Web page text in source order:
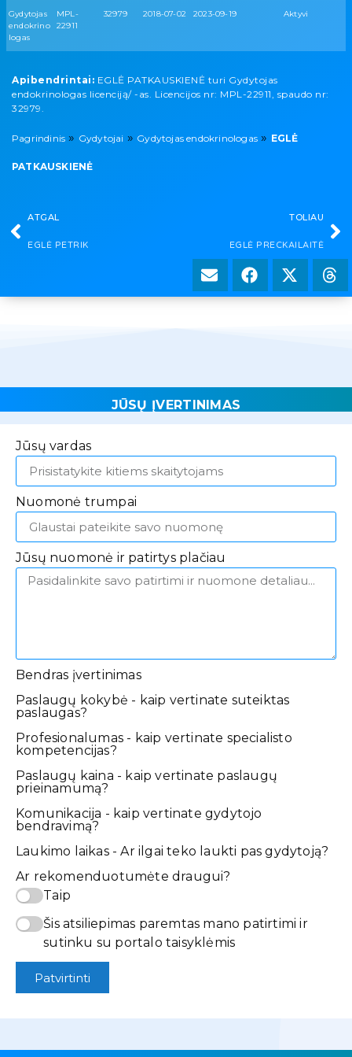
Gydytojas
endokrino
logas
MPL-
22911
32979 2018-07-02 2023-09-19 Aktyvi
Apibendrintai: EGLĖ PATKAUSKIENĖ turi Gydytojas
endokrinologas licenciją/ -as. Licencijos nr: MPL-22911, spaudo nr:
32979.
Pagrindinis » Gydytojai » Gydytojas endokrinologas » EGLĖ
PATKAUSKIENĖ
ATGAL
EGLĖ PETRIK
TOLIAU
EGLĖ PRECKAILAITĖ
JŪSŲ ĮVERTINIMAS
Jūsų vardas
Nuomonė trumpai
Jūsų nuomonė ir patirtys plačiau
Bendras įvertinimas
Paslaugų kokybė - kaip vertinate suteiktas
paslaugas?
Profesionalumas - kaip vertinate specialisto
kompetencijas?
Paslaugų kaina - kaip vertinate paslaugų
prieinamumą?
Komunikacija - kaip vertinate gydytojo
bendravimą?
Laukimo laikas - Ar ilgai teko laukti pas gydytoją?
Ar rekomenduotumėte draugui?
Taip
Šis atsiliepimas paremtas mano patirtimi ir
sutinku su portalo taisyklėmis
Patvirtinti